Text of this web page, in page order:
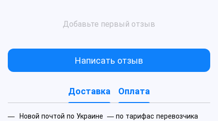
Добавьте первый отзыв
Написать отзыв
Доставка Оплата
Новой почтой по Украине — по тарифас перевозчика